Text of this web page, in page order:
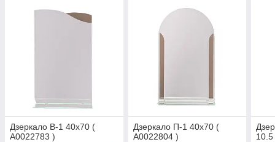
Дзеркало В-1 40х70 (
А0022783 )
Дзеркало П-1 40х70 (
А0022804 )